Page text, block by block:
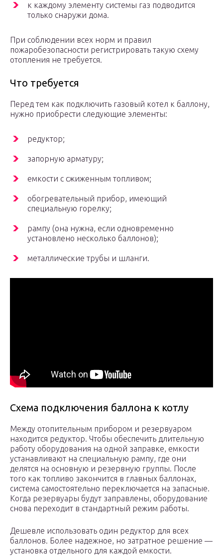
к каждому элементу системы газ подводится
только снаружи дома.
При соблюдении всех норм и правил
пожаробезопасности регистрировать такую схему
отопления не требуется.
Что требуется
Перед тем как подключить газовый котел к баллону,
нужно приобрести следующие элементы:
редуктор;
запорную арматуру;
емкости с сжиженным топливом;
обогревательный прибор, имеющий
специальную горелку;
рампу (она нужна, если одновременно
установлено несколько баллонов);
металлические трубы и шланги.
Схема подключения баллона к котлу
Между отопительным прибором и резервуаром
находится редуктор. Чтобы обеспечить длительную
работу оборудования на одной заправке, емкости
устанавливают на специальную рампу, где они
делятся на основную и резервную группы. После
того как топливо закончится в главных баллонах,
система самостоятельно переключается на запасные.
Когда резервуары будут заправлены, оборудование
снова переходит в стандартный режим работы.
Дешевле использовать один редуктор для всех
баллонов. Более надежное, но затратное решение —
установка отдельного для каждой емкости.